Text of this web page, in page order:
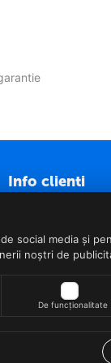
Info clienti
Politica de
Termeni si conditii
social media și
noștri de
De funcționalitate